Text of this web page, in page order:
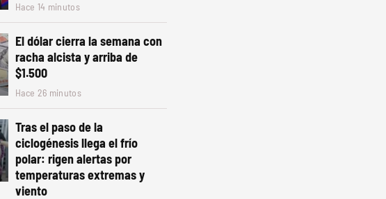
Hace 14 minutos
El dólar cierra la semana con
racha alcista y arriba de
$1.500
Hace 26 minutos
Tras el paso de la
ciclogénesis llega el frío
polar: rigen alertas por
temperaturas extremas y
viento